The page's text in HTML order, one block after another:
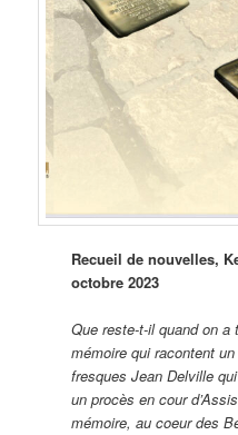
Recueil de nouvelles,
octobre 2023
Que reste-t-il quand on
mémoire qui racontent
fresques Jean Delville
un procès en cour
mémoire, au coeur des